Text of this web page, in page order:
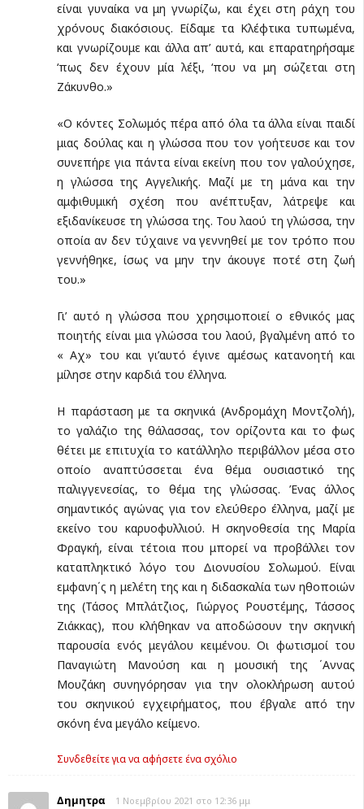
είναι γυναίκα να μη γνωρίζω, και έχει στη ράχη του
χρόνους διακόσιους. Είδαμε τα Κλέφτικα τυπωμένα,
και γνωρίζουμε και άλλα απ’ αυτά, και επαρατηρήσαμε
‘πως δεν έχουν μία λέξι, ‘που να μη σώζεται στη
Ζάκυνθο.»
«Ο κόντες Σολωμός πέρα από όλα τα άλλα είναι παιδί
μιας δούλας και η γλώσσα που τον γοήτευσε και τον
συνεπήρε για πάντα είναι εκείνη που τον γαλούχησε,
η γλώσσα της Αγγελικής. Μαζί με τη μάνα και την
αμφιθυμική σχέση που ανέπτυξαν, λάτρεψε και
εξιδανίκευσε τη γλώσσα της. Του λαού τη γλώσσα, την
οποία αν δεν τύχαινε να γεννηθεί με τον τρόπο που
γεννήθηκε, ίσως να μην την άκουγε ποτέ στη ζωή
του.»
Γι’ αυτό η γλώσσα που χρησιμοποιεί ο εθνικός μας
ποιητής είναι μια γλώσσα του λαού, βγαλμένη από το
« Αχ» του και γι’αυτό έγινε αμέσως κατανοητή και
μίλησε στην καρδιά του έλληνα.
Η παράσταση με τα σκηνικά (Ανδρομάχη Μοντζολή),
το γαλάζιο της θάλασσας, τον ορίζοντα και το φως
θέτει με επιτυχία το κατάλληλο περιβάλλον μέσα στο
οποίο αναπτύσσεται ένα θέμα ουσιαστικό της
παλιγγενεσίας, το θέμα της γλώσσας. Ένας άλλος
σημαντικός αγώνας για τον ελεύθερο έλληνα, μαζί με
εκείνο του καρυοφυλλιού. Η σκηνοθεσία της Μαρία
Φραγκή, είναι τέτοια που μπορεί να προβάλλει τον
καταπληκτικό λόγο του Διονυσίου Σολωμού. Είναι
εμφανη΄ς η μελέτη της και η διδασκαλία των ηθοποιών
της (Τάσος Μπλάτζιος, Γιώργος Ρουστέμης, Τάσσος
Ζιάκκας), που κλήθηκαν να αποδώσουν την σκηνική
παρουσία ενός μεγάλου κειμένου. Οι φωτισμοί του
Παναγιώτη Μανούση και η μουσική της ΄Αννας
Μουζάκη συνηγόρησαν για την ολοκλήρωση αυτού
του σκηνικού εγχειρήματος, που έβγαλε από την
σκόνη ένα μεγάλο κείμενο.
Συνδεθείτε για να αφήσετε ένα σχόλιο
Δημητρα 1 Νοεμβρίου 2021 στο 12:36 μμ